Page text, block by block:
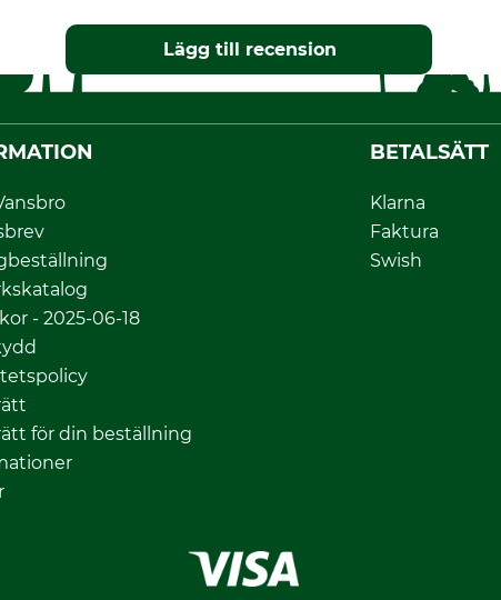
Lägg till recension
- 2025-06-18
för din beställning
BETALSÄTT
Klarna
Faktura
Swish